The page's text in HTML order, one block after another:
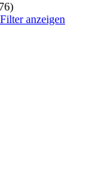
anzeigen